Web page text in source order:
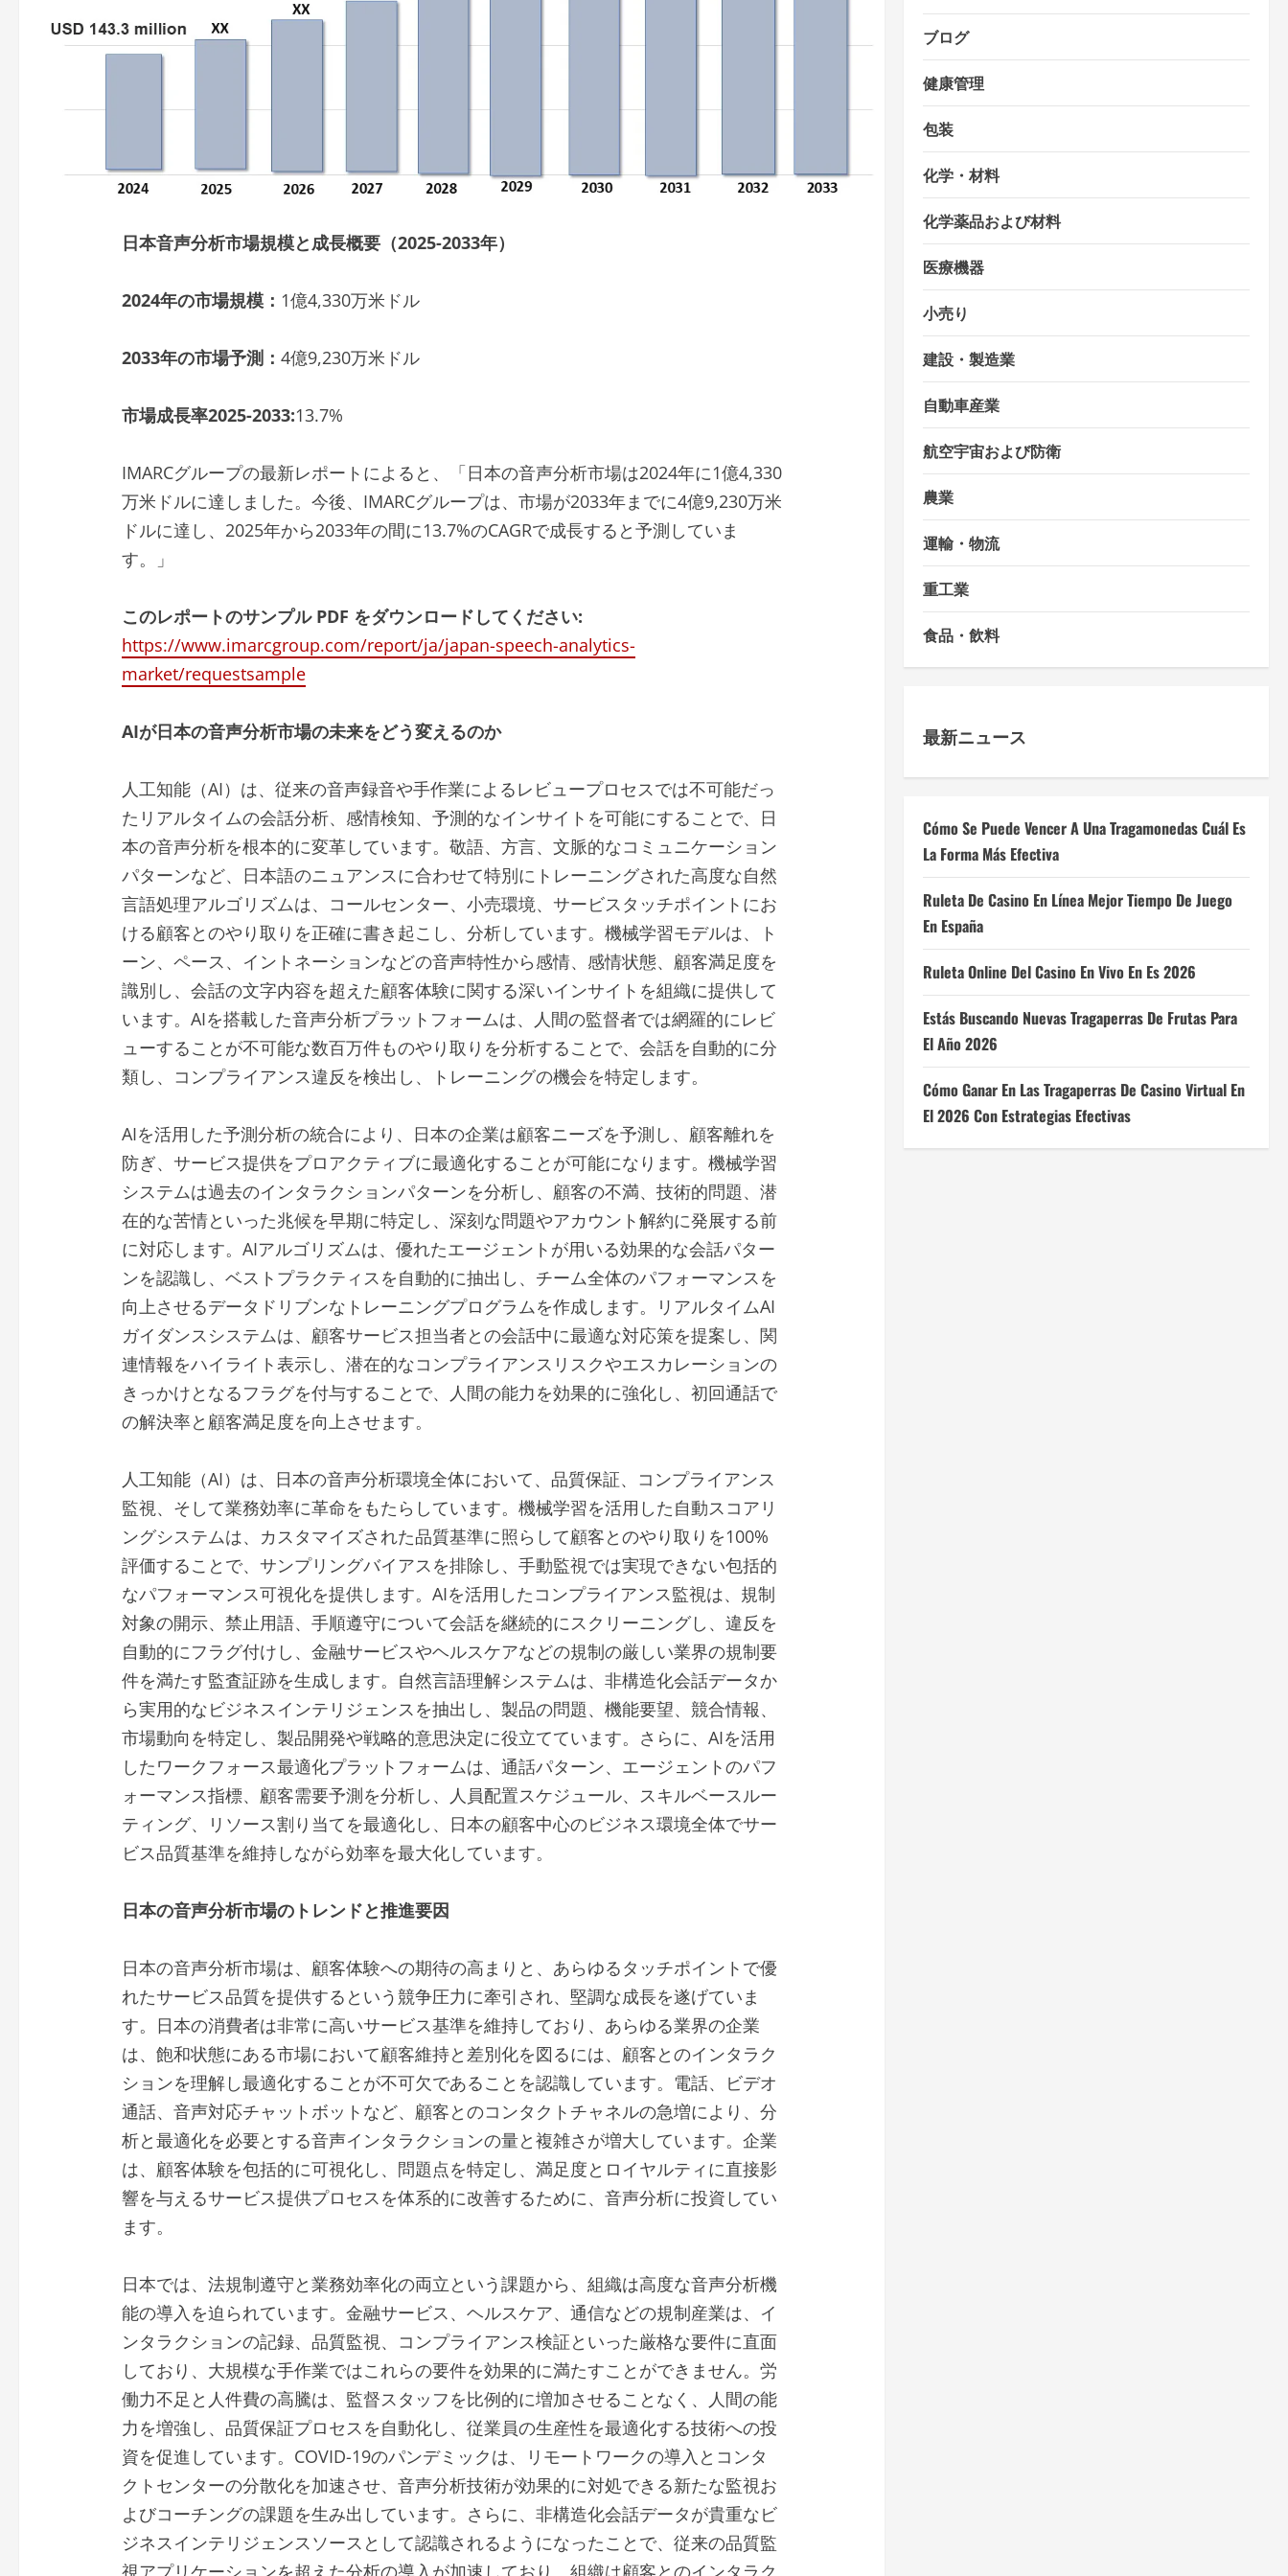
日本音声分析市場規模と成長概要（2025-2033年）
2024年の市場規模： 1億4,330万米ドル
2033年の市場予測： 4億9,230万米ドル
市場成長率2025-2033:13.7%
IMARCグループの最新レポートによると、「日本の音声分析市場は2024年に1億4,330
万米ドルに達しました。今後、IMARCグループは、市場が2033年までに4億9,230万米
ドルに達し、2025年から2033年の間に13.7%のCAGRで成長すると予測していま
す。」
このレポートのサンプル PDF をダウンロードしてください:
https://www.imarcgroup.com/report/ja/japan-speech-analytics-
market/requestsample
AIが日本の音声分析市場の未来をどう変えるのか
人工知能（AI）は、従来の音声録音や手作業によるレビュープロセスでは不可能だっ
たリアルタイムの会話分析、感情検知、予測的なインサイトを可能にすることで、日
本の音声分析を根本的に変革しています。敬語、方言、文脈的なコミュニケーション
パターンなど、日本語のニュアンスに合わせて特別にトレーニングされた高度な自然
言語処理アルゴリズムは、コールセンター、小売環境、サービスタッチポイントにお
ける顧客とのやり取りを正確に書き起こし、分析しています。機械学習モデルは、ト
ーン、ペース、イントネーションなどの音声特性から感情、感情状態、顧客満足度を
識別し、会話の文字内容を超えた顧客体験に関する深いインサイトを組織に提供して
います。AIを搭載した音声分析プラットフォームは、人間の監督者では網羅的にレビ
ューすることが不可能な数百万件ものやり取りを分析することで、会話を自動的に分
類し、コンプライアンス違反を検出し、トレーニングの機会を特定します。
AIを活用した予測分析の統合により、日本の企業は顧客ニーズを予測し、顧客離れを
防ぎ、サービス提供をプロアクティブに最適化することが可能になります。機械学習
システムは過去のインタラクションパターンを分析し、顧客の不満、技術的問題、潜
在的な苦情といった兆候を早期に特定し、深刻な問題やアカウント解約に発展する前
に対応します。AIアルゴリズムは、優れたエージェントが用いる効果的な会話パター
ンを認識し、ベストプラクティスを自動的に抽出し、チーム全体のパフォーマンスを
向上させるデータドリブンなトレーニングプログラムを作成します。リアルタイムAI
ガイダンスシステムは、顧客サービス担当者との会話中に最適な対応策を提案し、関
連情報をハイライト表示し、潜在的なコンプライアンスリスクやエスカレーションの
きっかけとなるフラグを付与することで、人間の能力を効果的に強化し、初回通話で
の解決率と顧客満足度を向上させます。
人工知能（AI）は、日本の音声分析環境全体において、品質保証、コンプライアンス
監視、そして業務効率に革命をもたらしています。機械学習を活用した自動スコアリ
ングシステムは、カスタマイズされた品質基準に照らして顧客とのやり取りを100%
評価することで、サンプリングバイアスを排除し、手動監視では実現できない包括的
なパフォーマンス可視化を提供します。AIを活用したコンプライアンス監視は、規制
対象の開示、禁止用語、手順遵守について会話を継続的にスクリーニングし、違反を
自動的にフラグ付けし、金融サービスやヘルスケアなどの規制の厳しい業界の規制要
件を満たす監査証跡を生成します。自然言語理解システムは、非構造化会話データか
ら実用的なビジネスインテリジェンスを抽出し、製品の問題、機能要望、競合情報、
市場動向を特定し、製品開発や戦略的意思決定に役立てています。さらに、AIを活用
したワークフォース最適化プラットフォームは、通話パターン、エージェントのパフ
ォーマンス指標、顧客需要予測を分析し、人員配置スケジュール、スキルベースルー
ティング、リソース割り当てを最適化し、日本の顧客中心のビジネス環境全体でサー
ビス品質基準を維持しながら効率を最大化しています。
日本の音声分析市場のトレンドと推進要因
日本の音声分析市場は、顧客体験への期待の高まりと、あらゆるタッチポイントで優
れたサービス品質を提供するという競争圧力に牽引され、堅調な成長を遂げていま
す。日本の消費者は非常に高いサービス基準を維持しており、あらゆる業界の企業
は、飽和状態にある市場において顧客維持と差別化を図るには、顧客とのインタラク
ションを理解し最適化することが不可欠であることを認識しています。電話、ビデオ
通話、音声対応チャットボットなど、顧客とのコンタクトチャネルの急増により、分
析と最適化を必要とする音声インタラクションの量と複雑さが増大しています。企業
は、顧客体験を包括的に可視化し、問題点を特定し、満足度とロイヤルティに直接影
響を与えるサービス提供プロセスを体系的に改善するために、音声分析に投資してい
ます。
日本では、法規制遵守と業務効率化の両立という課題から、組織は高度な音声分析機
能の導入を迫られています。金融サービス、ヘルスケア、通信などの規制産業は、イ
ンタラクションの記録、品質監視、コンプライアンス検証といった厳格な要件に直面
しており、大規模な手作業ではこれらの要件を効果的に満たすことができません。労
働力不足と人件費の高騰は、監督スタッフを比例的に増加させることなく、人間の能
力を増強し、品質保証プロセスを自動化し、従業員の生産性を最適化する技術への投
資を促進しています。COVID-19のパンデミックは、リモートワークの導入とコンタ
クトセンターの分散化を加速させ、音声分析技術が効果的に対処できる新たな監視お
よびコーチングの課題を生み出しています。さらに、非構造化会話データが貴重なビ
ジネスインテリジェンスソースとして認識されるようになったことで、従来の品質監
ブログ
健康管理
包装
化学・材料
化学薬品および材料
医療機器
小売り
建設・製造業
自動車産業
航空宇宙および防衛
農業
運輸・物流
重工業
食品・飲料
最新ニュース
Cómo Se Puede Vencer A Una Tragamonedas Cuál Es
La Forma Más Efectiva
Ruleta De Casino En Línea Mejor Tiempo De Juego
En España
Ruleta Online Del Casino En Vivo En Es 2026
Estás Buscando Nuevas Tragaperras De Frutas Para
El Año 2026
Cómo Ganar En Las Tragaperras De Casino Virtual En
El 2026 Con Estrategias Efectivas